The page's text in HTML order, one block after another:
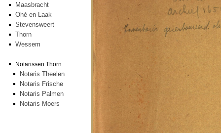
Maasbracht
Ohé en Laak
Stevensweert
Thorn
Wessem
Notarissen Thorn
Notaris Theelen
Notaris Frische
Notaris Palmen
Notaris Moers